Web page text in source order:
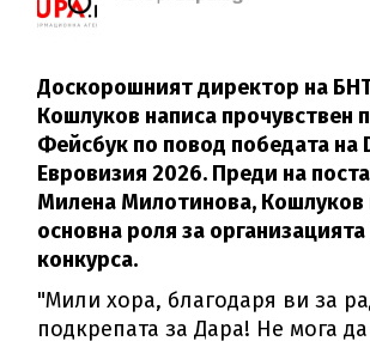
Доскорошният директор на
Кошлуков написа прочувствен
Фейсбук по повод победата на
Евровизия 2026. Преди на
Милена Милотинова,
основна роля за организацията
конкурса.
"Мили хора, благодаря ви за
подкрепата за Дара! Не мога